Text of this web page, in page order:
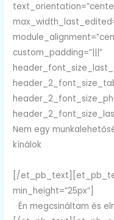
custom_padding=”|||”
Nem egy
kínálok
[/
min_height=”25px”]
Én megcsináltam és